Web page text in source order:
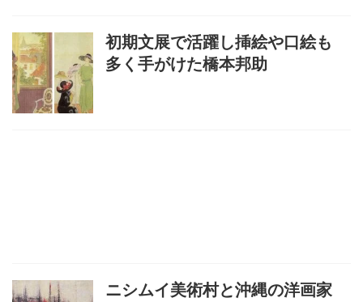
初期文展で活躍し挿絵や口絵も
多く手がけた橋本邦助
ニシムイ美術村と沖縄の洋画家